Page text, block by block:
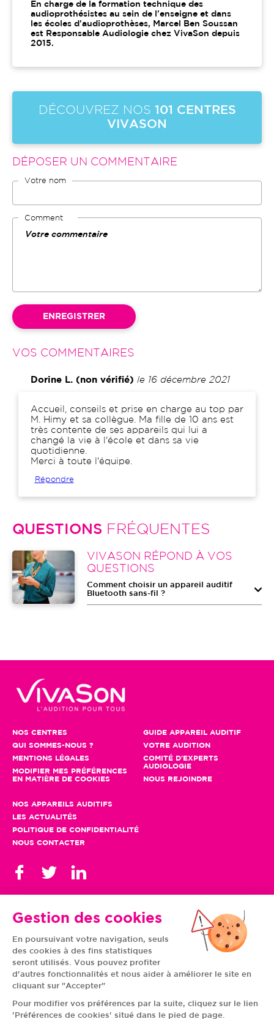
Gestion des cookies
En poursuivant votre navigation, seuls
des cookies à des fins statistiques
seront utilisés. Vous pouvez profiter
d'autres fonctionnalités et nous aider à améliorer le site en
cliquant sur "Accepter"
Pour modifier vos préférences par la suite, cliquez sur le lien
'Préférences de cookies' situé dans le pied de page.
En charge de la formation technique des
audioprothésistes au sein de l'enseigne et dans
les écoles d'audioprothèses, Marcel Ben Soussan
est Responsable Audiologie chez VivaSon depuis
2015.
DÉCOUVREZ NOS 101 CENTRES
VIVASON
DÉPOSER UN COMMENTAIRE
Votre nom
Comment
VOS COMMENTAIRES
Dorine L. (non vérifié) le 16 décembre 2021
Comment
Accueil, conseils et prise en charge au top par
M. Himy et sa collègue. Ma fille de 10 ans est
très contente de ses appareils qui lui a
changé la vie à l'école et dans sa vie
quotidienne.
Merci à toute l'équipe.
Répondre
QUESTIONS FRÉQUENTES
Image
VIVASON RÉPOND À VOS
QUESTIONS
Comment choisir un appareil auditif
Bluetooth sans-fil ?
NOS CENTRES
QUI SOMMES-NOUS ?
MENTIONS LÉGALES
MODIFIER MES PRÉFÉRENCES
EN MATIÈRE DE COOKIES
GUIDE APPAREIL AUDITIF
VOTRE AUDITION
COMITÉ D'EXPERTS
AUDIOLOGIE
NOUS REJOINDRE
NOS APPAREILS AUDITIFS
LES ACTUALITÉS
POLITIQUE DE CONFIDENTIALITÉ
NOUS CONTACTER
TOUS NOS CENTRES
AUVERGNE-RHÔNE-
ALPES
FRANCHE-COMTÉ
BRETAGNE
CENTRE-VAL DE LOIRE
GRAND EST
ÎLE-DE-FRANCE
NORMANDIE
PAYS DE LA LOIRE
PROVENCE-ALPES-
CÔTE D'AZUR